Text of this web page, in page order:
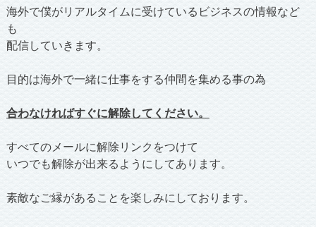
海外で僕がリアルタイムに受けているビジネスの情報など
も
配信していきます。
目的は海外で一緒に仕事をする仲間を集める事の為
合わなければすぐに解除してください。
すべてのメールに解除リンクをつけて
いつでも解除が出来るようにしてあります。
素敵なご縁があることを楽しみにしております。